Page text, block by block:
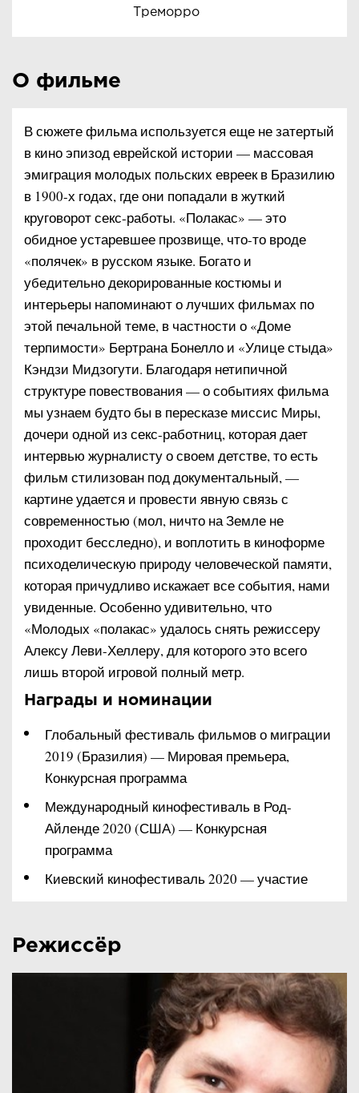
Треморро
О фильме
В сюжете фильма используется еще не затертый
в кино эпизод еврейской истории — массовая
эмиграция молодых польских евреек в Бразилию
в 1900-х годах, где они попадали в жуткий
круговорот секс-работы. «Полакас» — это
обидное устаревшее прозвище, что-то вроде
«полячек» в русском языке. Богато и
убедительно декорированные костюмы и
интерьеры напоминают о лучших фильмах по
этой печальной теме, в частности о «Доме
терпимости» Бертрана Бонелло и «Улице стыда»
Кэндзи Мидзогути. Благодаря нетипичной
структуре повествования — о событиях фильма
мы узнаем будто бы в пересказе миссис Миры,
дочери одной из секс-работниц, которая дает
интервью журналисту о своем детстве, то есть
фильм стилизован под документальный, —
картине удается и провести явную связь с
современностью (мол, ничто на Земле не
проходит бесследно), и воплотить в киноформе
психоделическую природу человеческой памяти,
которая причудливо искажает все события, нами
увиденные. Особенно удивительно, что
«Молодых «полакас» удалось снять режиссеру
Алексу Леви-Хеллеру, для которого это всего
лишь второй игровой полный метр.
Награды и номинации
Глобальный фестиваль фильмов о миграции
2019 (Бразилия) — Мировая премьера,
Конкурсная программа
Международный кинофестиваль в Род-
Айленде 2020 (США) — Конкурсная
программа
Киевский кинофестиваль 2020 — участие
Режиссёр